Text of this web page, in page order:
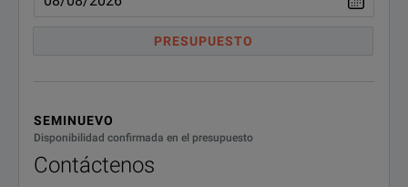
PRESUPUESTO
SEMINUEVO
Disponibilidad confirmada en el presupuesto
Contáctenos
Model Overview